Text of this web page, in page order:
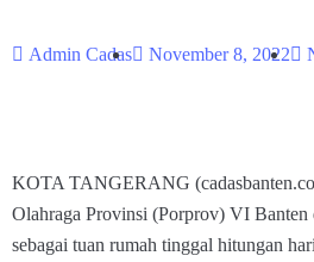
Admin Cadas November 8, 2022
KOTA TANGERANG
Olahraga Provinsi (Porprov) VI Banten
sebagai tuan rumah tinggal hitungan